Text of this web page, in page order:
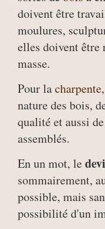
doivent être
moulures,
elles doivent être
masse.
Pour lacharpente
nature des bois,
qualité et aussi
assemblés.
En un mot, le
sommairement,
possible, mais
possibilité d'un